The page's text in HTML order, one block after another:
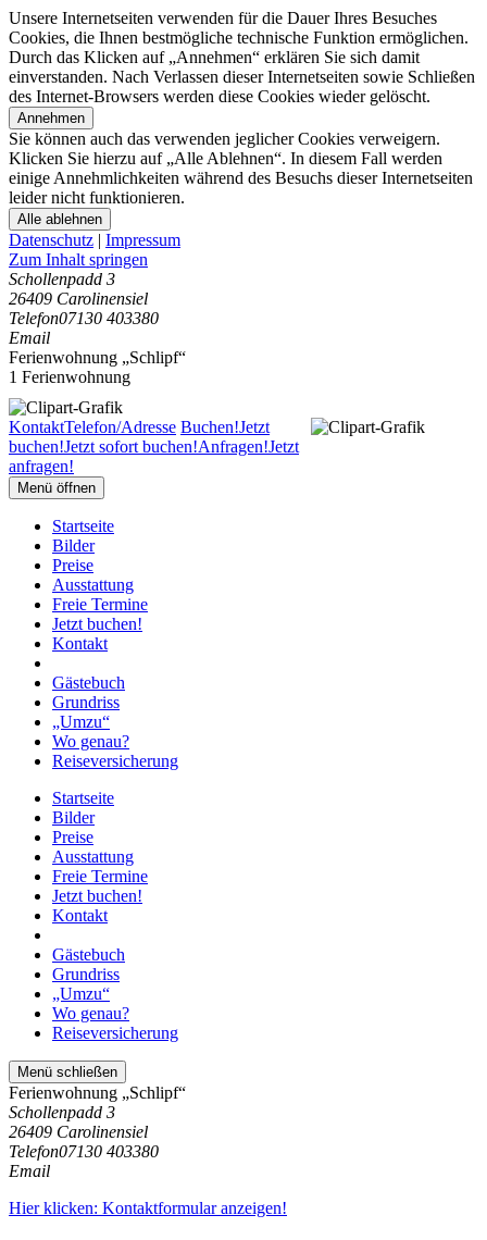
Unsere Internetseiten verwenden für die Dauer Ihres Besuches
Cookies, die Ihnen bestmögliche technische Funktion ermöglichen.
Durch das Klicken auf „Annehmen“ erklären Sie sich damit
einverstanden. Nach Verlassen dieser Internetseiten sowie Schließen
des Internet-Browsers werden diese Cookies wieder gelöscht.
Annehmen
Sie können auch das verwenden jeglicher Cookies verweigern.
Klicken Sie hierzu auf „Alle Ablehnen“. In diesem Fall werden
einige Annehmlichkeiten während des Besuchs dieser Internetseiten
leider nicht funktionieren.
Alle ablehnen
Datenschutz | Impressum
Zum Inhalt springen
Schollenpadd 3
26409 Carolinensiel
Telefon07130 403380
Email
Ferienwohnung „Schlipf“
1 Ferienwohnung
KontaktTelefon/Adresse Buchen!Jetzt
buchen!Jetzt sofort buchen!Anfragen!Jetzt
anfragen!
Menü öffnen
Startseite
Bilder
Preise
Ausstattung
Freie Termine
Jetzt buchen!
Kontakt
Gästebuch
Grundriss
„Umzu“
Wo genau?
Reiseversicherung
Startseite
Bilder
Preise
Ausstattung
Freie Termine
Jetzt buchen!
Kontakt
Gästebuch
Grundriss
„Umzu“
Wo genau?
Reiseversicherung
Menü schließen
Ferienwohnung „Schlipf“
Schollenpadd 3
26409 Carolinensiel
Telefon07130 403380
Email
Hier klicken: Kontaktformular anzeigen!